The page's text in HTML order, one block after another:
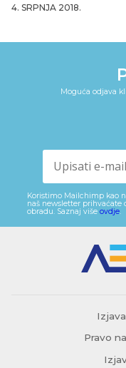
4. SRPNJA 2018.
Moguća odjava
Koristimo Mailchimp kao
naš newsletter
obradu. Saznaj više ovdje.
Pravo